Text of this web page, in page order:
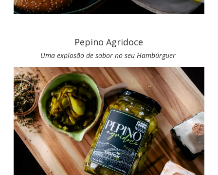
Pepino Agridoce
Uma explosão de sabor no seu Hambúrguer